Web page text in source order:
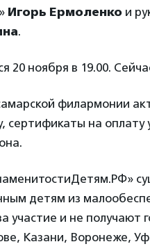
Игорь Ермоленко и
.
20 ноября в 19.00.
филармонии
сертификаты на оплату
детям из
участие и не получают
Казани, Воронеже,